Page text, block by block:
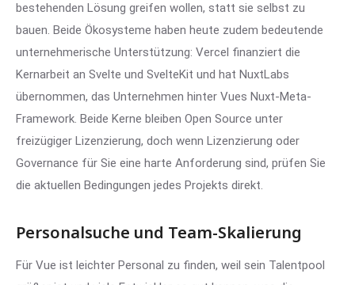
bestehenden Lösung greifen wollen, statt sie selbst zu
bauen. Beide Ökosysteme haben heute zudem bedeutende
unternehmerische Unterstützung: Vercel finanziert die
Kernarbeit an Svelte und SvelteKit und hat NuxtLabs
übernommen, das Unternehmen hinter Vues Nuxt-Meta-
Framework. Beide Kerne bleiben Open Source unter
freizügiger Lizenzierung, doch wenn Lizenzierung oder
Governance für Sie eine harte Anforderung sind, prüfen Sie
die aktuellen Bedingungen jedes Projekts direkt.
Personalsuche und Team-Skalierung
Für Vue ist leichter Personal zu finden, weil sein Talentpool